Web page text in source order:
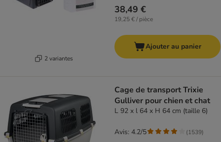
2 variantes
38,49 €
19,25 € / pièce
Ajouter au panier
Cage de transport Trixie
Gulliver pour chien et chat
L 92 x l 64 x H 64 cm (taille 6)
Avis: 4.2/5 (1539)